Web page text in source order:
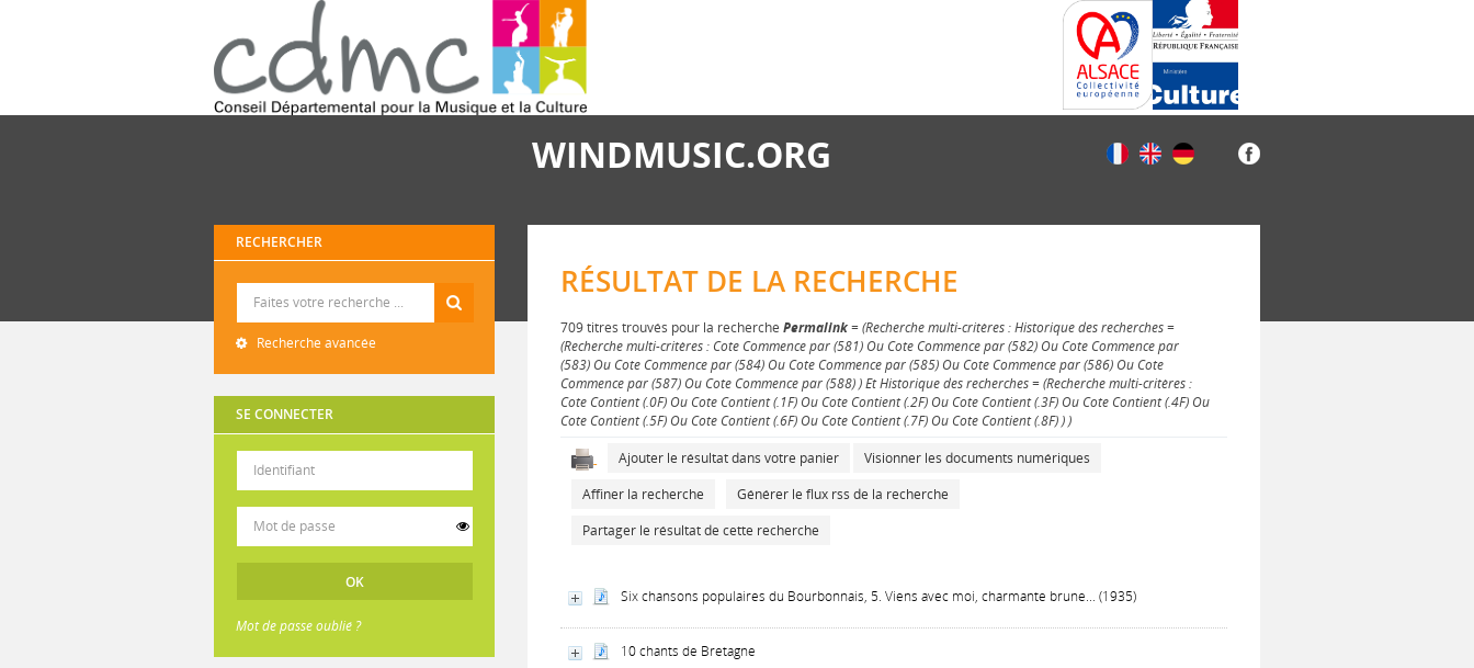
WINDMUSIC.ORG
RECHERCHER
Recherche avancée
SE CONNECTER
Mot de passe oublié ?
RÉSULTAT DE LA RECHERCHE
709 titres trouvés pour la recherche Permalink= (Recherche multi-critères : Historique des recherches =
(Recherche multi-critères : Cote Commence par (581) Ou Cote Commence par (582) Ou Cote Commence par
(583) Ou Cote Commence par (584) Ou Cote Commence par (585) Ou Cote Commence par (586) Ou Cote
Commence par (587) Ou Cote Commence par (588) ) Et Historique des recherches = (Recherche multi-critères :
Cote Contient (.0F) Ou Cote Contient (.1F) Ou Cote Contient (.2F) Ou Cote Contient (.3F) Ou Cote Contient (.4F) Ou
Cote Contient (.5F) Ou Cote Contient (.6F) Ou Cote Contient (.7F) Ou Cote Contient (.8F) ) )
Ajouter le résultat dans votre panier
Visionner les documents numériques
Affiner la recherche
Générer le flux rss de la recherche
Partager le résultat de cette recherche
Six chansons populaires du Bourbonnais, 5. Viens avec moi, charmante brune... (1935)
10 chants de Bretagne